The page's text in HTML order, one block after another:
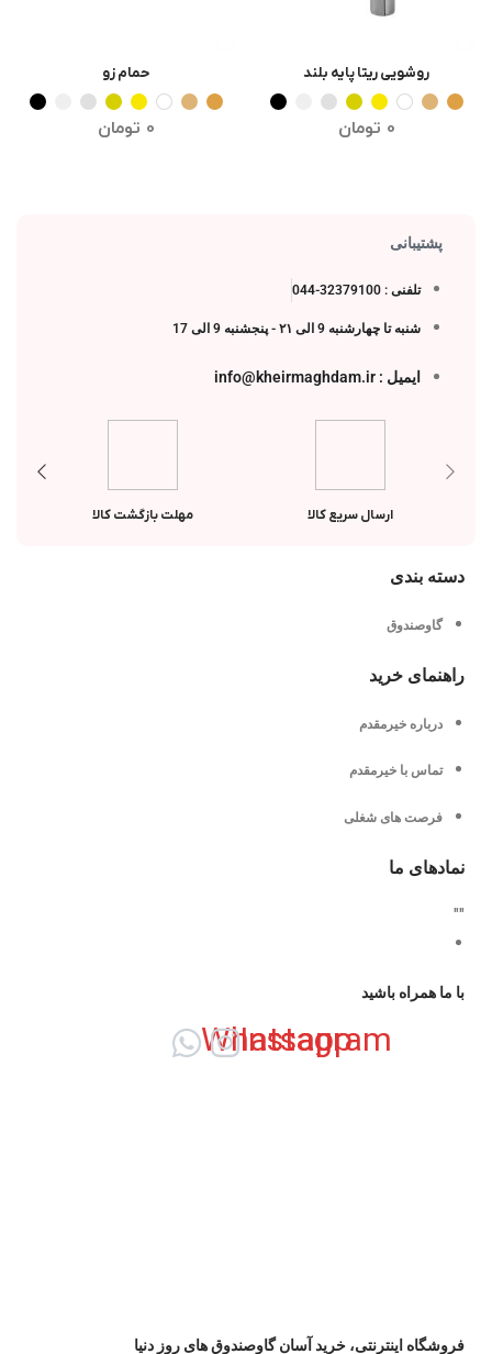
انتخاب گزینه ها
روشویی ریتا پایه بلند
0 تومان
انتخاب گزینه ها
حمام زو
0 تومان
پشتیبانی
تلفنی : 32379100-044
شنبه تا چهارشنبه 9 الی ۲۱ - پنجشنبه 9 الی 17
ایمیل : info@kheirmaghdam.ir
ارسال سریع کالا مهلت بازگشت کالا
دسته بندی
گاوصندوق
راهنمای خرید
درباره خیرمقدم
تماس با خیرمقدم
فرصت های شغلی
نمادهای ما
"
"
با ما همراه باشید
Instagram
Whatsapp
فروشگاه اینترنتی، خرید آسان گاوصندوق های روز دنیا